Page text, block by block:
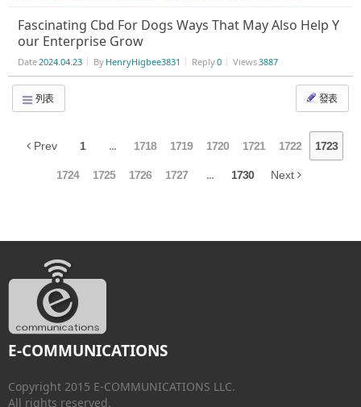
Fascinating Cbd For Dogs Ways That May Also Help Y
our Enterprise Grow
Date2024.04.23 By HenryHigbee3831 Reply0 Views3887
列表 發表
Prev 1 ... 1718 1719 1720 1721 1722 1723
1724 1725 1726 1727 ... 1730 Next
E-COMMUNICATIONS
Copyright 2015 E-COMMUNICATIONS LLC.
All rights reserved.